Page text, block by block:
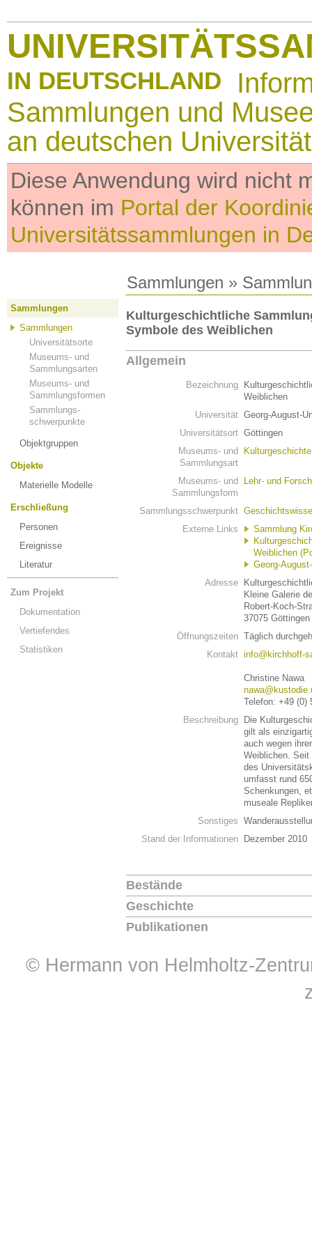
IN DEUTSCHLAND
Sammlungen und
an deutschen
Diese Anwendung wird nicht
können im Portal der
Universitätssammlungen in
Sammlungen »
Sammlungen
Sammlungen
Universitätsorte
Museums- und
Sammlungsarten
Museums- und
Sammlungsformen
Sammlungs-
schwerpunkte
Objektgruppen
Objekte
Materielle Modelle
Erschließung
Personen
Ereignisse
Literatur
Zum Projekt
Dokumentation
Vertiefendes
Statistiken
Kulturgeschichtliche
Symbole des Weiblichen
Allgemein
Bezeichnung
Weiblichen
Universität Georg-August-
Universitätsort Göttingen
Museums- und
Sammlungsart
Museums- und
Sammlungsform
Lehr- und
Sammlungsschwerpunkt
Externe Links
Sammlung
Weiblichen
Georg-
Adresse
Kleine Galerie
Robert-Koch-
37075 Göttingen
Öffnungszeiten Täglich
Kontakt info@kirchhoff-
Christine Nawa
Telefon: +49 (0)
Beschreibung
Die
gilt als
auch wegen
Weiblichen. Seit
des
umfasst rund
Schenkungen,
museale
Sonstiges
Stand der Informationen
Dezember 2010
Bestände
Geschichte
Publikationen
© Hermann von Helmholtz-